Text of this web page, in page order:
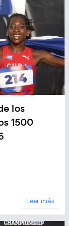
los
1500
Leer más